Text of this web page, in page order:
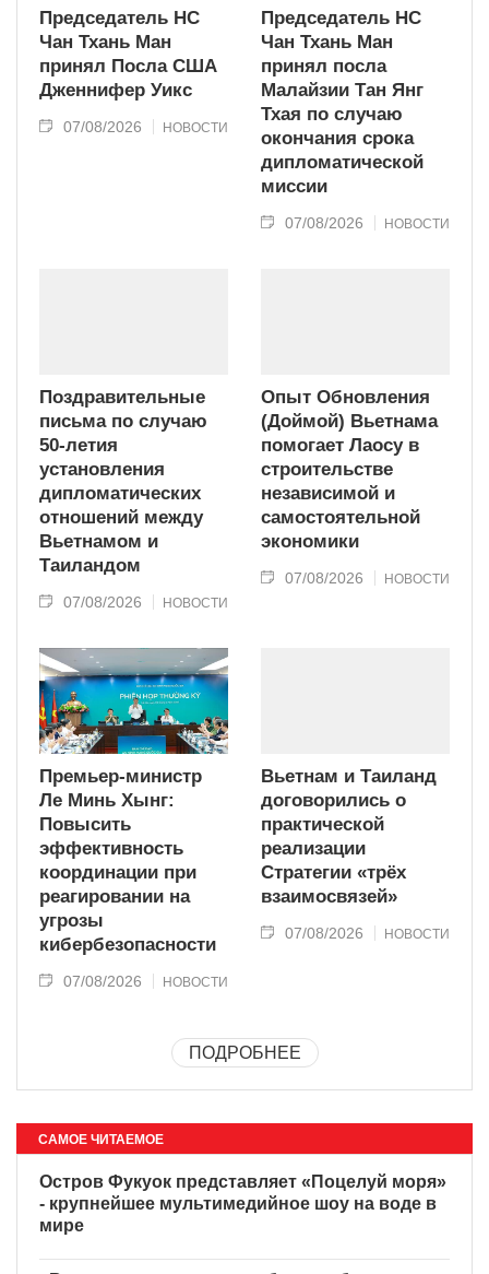
Председатель НС
Чан Тхань Ман
принял Посла США
Дженнифер Уикс
07/08/2026 НОВОСТИ
Председатель НС
Чан Тхань Ман
принял посла
Малайзии Тан Янг
Тхая по случаю
окончания срока
дипломатической
миссии
07/08/2026 НОВОСТИ
Поздравительные
письма по случаю
50-летия
установления
дипломатических
отношений между
Вьетнамом и
Таиландом
07/08/2026 НОВОСТИ
Опыт Обновления
(Доймой) Вьетнама
помогает Лаосу в
строительстве
независимой и
самостоятельной
экономики
07/08/2026 НОВОСТИ
Премьер-министр
Ле Минь Хынг:
Повысить
эффективность
координации при
реагировании на
угрозы
кибербезопасности
07/08/2026 НОВОСТИ
Вьетнам и Таиланд
договорились о
практической
реализации
Стратегии «трёх
взаимосвязей»
07/08/2026 НОВОСТИ
ПОДРОБНЕЕ
САМОЕ ЧИТАЕМОЕ
Остров Фукуок представляет
«Поцелуй моря» - крупнейшее